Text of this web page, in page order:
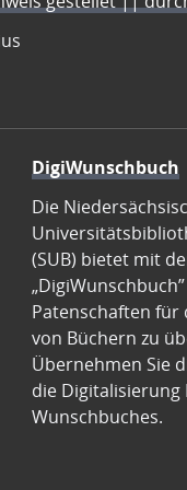
DigiWunschbuch
Die
(SUB) bietet mit
Patenschaften für
von Büchern zu
Übernehmen Sie
die Digitalisierung
Wunschbuches.